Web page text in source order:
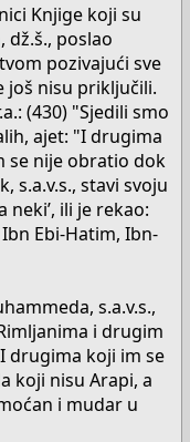
Knjige koji su
, dž.š., poslao
pozivajući sve
još nisu priključili.
(430) "Sjedili smo
ajet: "I drugima
se nije obratio dok
s.a.v.s., stavi svoju
neki’, ili je rekao:
Ebi-Hatim, Ibn-
s.a.v.s.,
i drugim
drugima koji im se
koji nisu Arapi, a
i mudar u